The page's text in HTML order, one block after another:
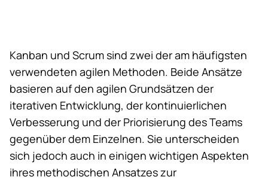
Kanban und Scrum sind zwei der am häufigsten
verwendeten agilen Methoden. Beide Ansätze
basieren auf den agilen Grundsätzen der
iterativen Entwicklung, der kontinuierlichen
Verbesserung und der Priorisierung des Teams
gegenüber dem Einzelnen. Sie unterscheiden
sich jedoch auch in einigen wichtigen Aspekten
ihres methodischen Ansatzes zur